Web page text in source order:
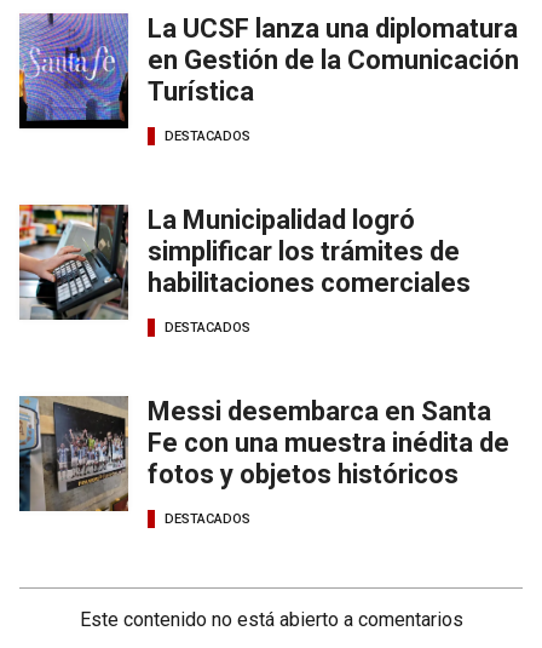
La UCSF lanza una diplomatura
en Gestión de la Comunicación
Turística
DESTACADOS
La Municipalidad logró
simplificar los trámites de
habilitaciones comerciales
DESTACADOS
Messi desembarca en Santa
Fe con una muestra inédita de
fotos y objetos históricos
DESTACADOS
Este contenido no está abierto a comentarios